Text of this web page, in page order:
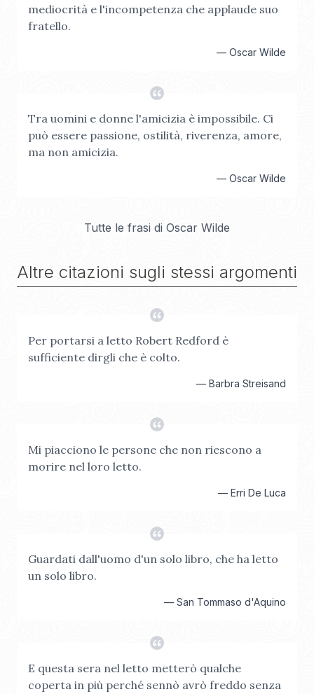
mediocrità e l'incompetenza che applaude suo
fratello.
— Oscar Wilde
Tra uomini e donne l'amicizia è impossibile. Ci
può essere passione, ostilità, riverenza, amore,
ma non amicizia.
— Oscar Wilde
Tutte le frasi di Oscar Wilde
Altre citazioni sugli stessi argomenti
Per portarsi a letto Robert Redford è
sufficiente dirgli che è colto.
— Barbra Streisand
Mi piacciono le persone che non riescono a
morire nel loro letto.
— Erri De Luca
Guardati dall'uomo d'un solo libro, che ha letto
un solo libro.
— San Tommaso d'Aquino
E questa sera nel letto metterò qualche
coperta in più perché sennò avrò freddo senza